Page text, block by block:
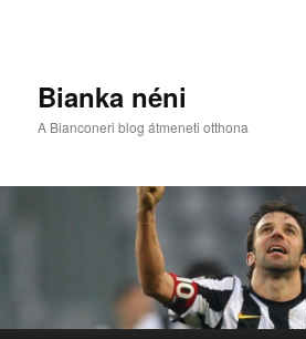
Bianka néni
A Bianconeri blog átmeneti otthona